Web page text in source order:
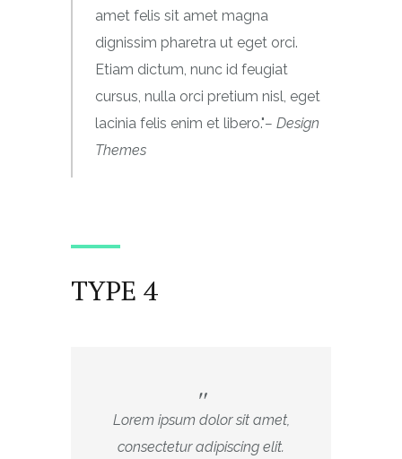
amet felis sit amet magna
dignissim pharetra ut eget orci.
Etiam dictum, nunc id feugiat
cursus, nulla orci pretium nisl, eget
lacinia felis enim et libero. – Design
Themes
TYPE 4
Lorem ipsum dolor sit amet,
consectetur adipiscing elit.